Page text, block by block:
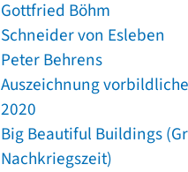
Gottfried Böhm
Schneider von Esleben
Peter Behrens
Auszeichnung
2020
Big Beautiful Buildings
Nachkriegszeit)